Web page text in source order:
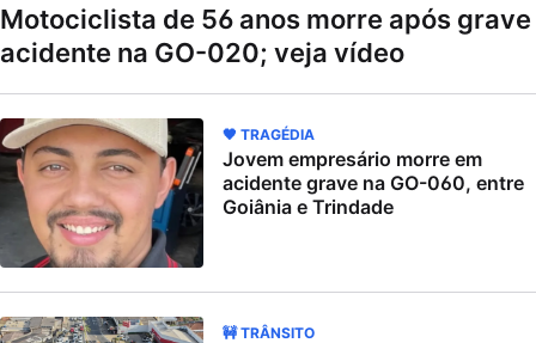
Motociclista de 56 anos morre após grave
acidente na GO-020; veja vídeo
🖤 TRAGÉDIA
Jovem empresário morre em
acidente grave na GO-060, entre
Goiânia e Trindade
🚧 TRÂNSITO